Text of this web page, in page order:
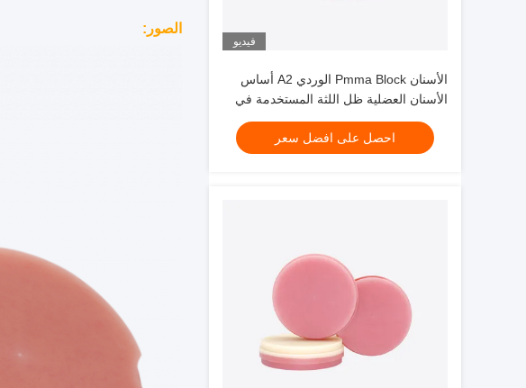
فيديو
الأسنان Pmma Block الوردي A2 أساس
الأسنان العضلية ظل اللثة المستخدمة في
التاج المؤقت الجسور الأسنان العضلية
95mm
احصل على افضل سعر
الصور: